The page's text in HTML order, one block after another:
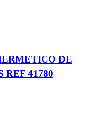
DE
REF 41780